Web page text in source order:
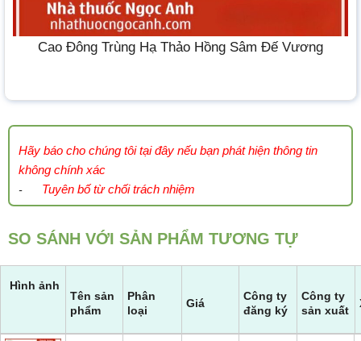
Cao Đông Trùng Hạ Thảo Hồng Sâm Đế Vương
Hãy báo cho chúng tôi tại đây nếu bạn phát hiện thông tin
không chính xác
- Tuyên bố từ chối trách nhiệm
SO SÁNH VỚI SẢN PHẨM TƯƠNG TỰ
Hình ảnh
Tên sản
phẩm
Phân
loại
Giá
Công ty
đăng ký
Công ty
sản xuất